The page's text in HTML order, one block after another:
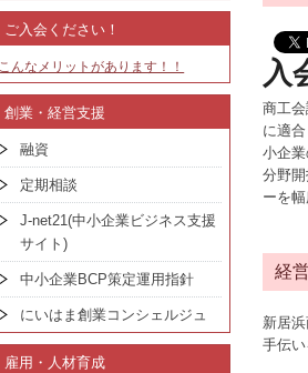
入
商工
に適
小企
分野
ーを
経
新居
手伝い
ご入会ください！
こんなメリットがあります！！
創業・経営支援
融資
定期相談
J-net21(中小企業ビジネス支援
サイト)
中小企業BCP策定運用指針
にいはま創業コンシェルジュ
雇用・人材育成